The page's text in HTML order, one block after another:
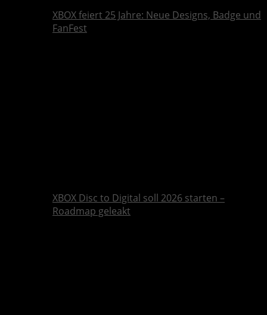
XBOX feiert 25 Jahre: Neue Designs, Badge und
FanFest
XBOX Disc to Digital soll 2026 starten –
Roadmap geleakt